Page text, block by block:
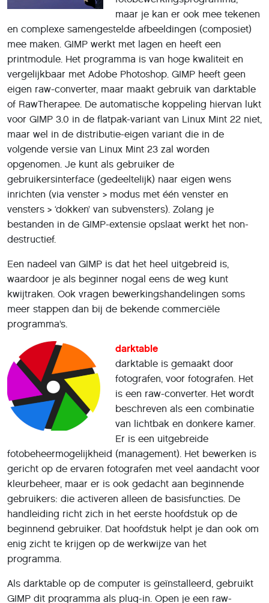
maar je kan er ook mee tekenen
en complexe samengestelde afbeeldingen (composiet)
mee maken. GIMP werkt met lagen en heeft een
printmodule. Het programma is van hoge kwaliteit en
vergelijkbaar met Adobe Photoshop. GIMP heeft geen
eigen raw-converter, maar maakt gebruik van darktable
of RawTherapee. De automatische koppeling hiervan lukt
voor GIMP 3.0 in de flatpak-variant van Linux Mint 22 niet,
maar wel in de distributie-eigen variant die in de
volgende versie van Linux Mint 23 zal worden
opgenomen. Je kunt als gebruiker de
gebruikersinterface (gedeeltelijk) naar eigen wens
inrichten (via venster > modus met één venster en
vensters > ‘dokken’ van subvensters). Zolang je
bestanden in de GIMP-extensie opslaat werkt het non-
destructief.
Een nadeel van GIMP is dat het heel uitgebreid is,
waardoor je als beginner nogal eens de weg kunt
kwijtraken. Ook vragen bewerkingshandelingen soms
meer stappen dan bij de bekende commerciële
programma’s.
darktable
darktable is gemaakt door
fotografen, voor fotografen. Het
is een raw-converter. Het wordt
beschreven als een combinatie
van lichtbak en donkere kamer.
Er is een uitgebreide
fotobeheermogelijkheid (management). Het bewerken is
gericht op de ervaren fotografen met veel aandacht voor
kleurbeheer, maar er is ook gedacht aan beginnende
gebruikers: die activeren alleen de basisfuncties. De
handleiding richt zich in het eerste hoofdstuk op de
beginnend gebruiker. Dat hoofdstuk helpt je dan ook om
enig zicht te krijgen op de werkwijze van het
programma.
Als darktable op de computer is geïnstalleerd, gebruikt
GIMP dit programma als plug-in. Open je een raw-